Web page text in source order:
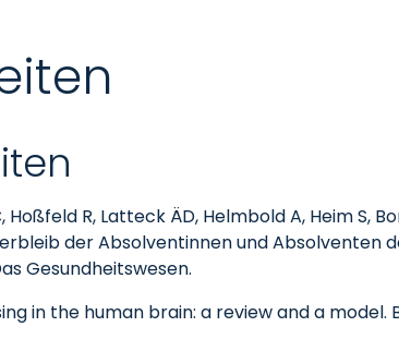
Hoßfeld R, Latteck ÄD, Helmbold A, Heim S,
der Absolventinnen und
Gesundheitswesen.
in the human brain: a review and a model.